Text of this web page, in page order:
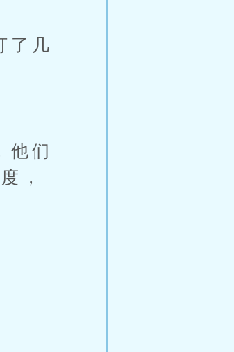
了几
他们
，